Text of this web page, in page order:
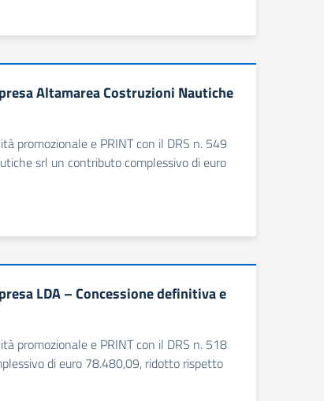
Altamarea Costruzioni Nautiche
promozionale e PRINT con il DRS n. 549
srl un contributo complessivo di euro
LDA – Concessione definitiva e
promozionale e PRINT con il DRS n. 518
di euro 78.480,09, ridotto rispetto